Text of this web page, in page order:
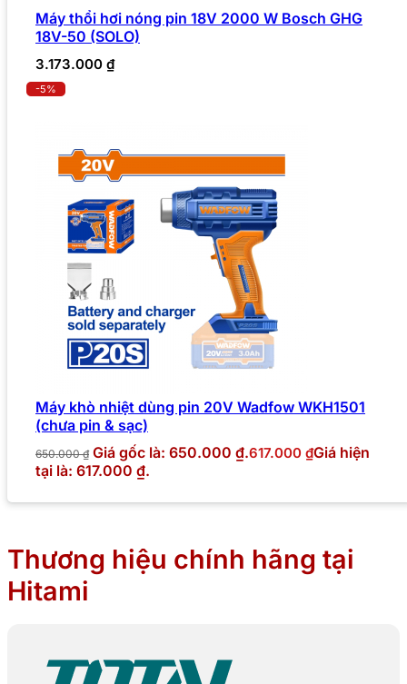
Máy thổi hơi nóng pin 18V 2000 W Bosch GHG
18V-50 (SOLO)
3.173.000 ₫
-5%
Máy khò nhiệt dùng pin 20V Wadfow WKH1501
(chưa pin & sạc)
650.000₫ Giá gốc là: 650.000 ₫.617.000 ₫Giá hiện
tại là: 617.000 ₫.
Thương hiệu chính hãng tại
Hitami